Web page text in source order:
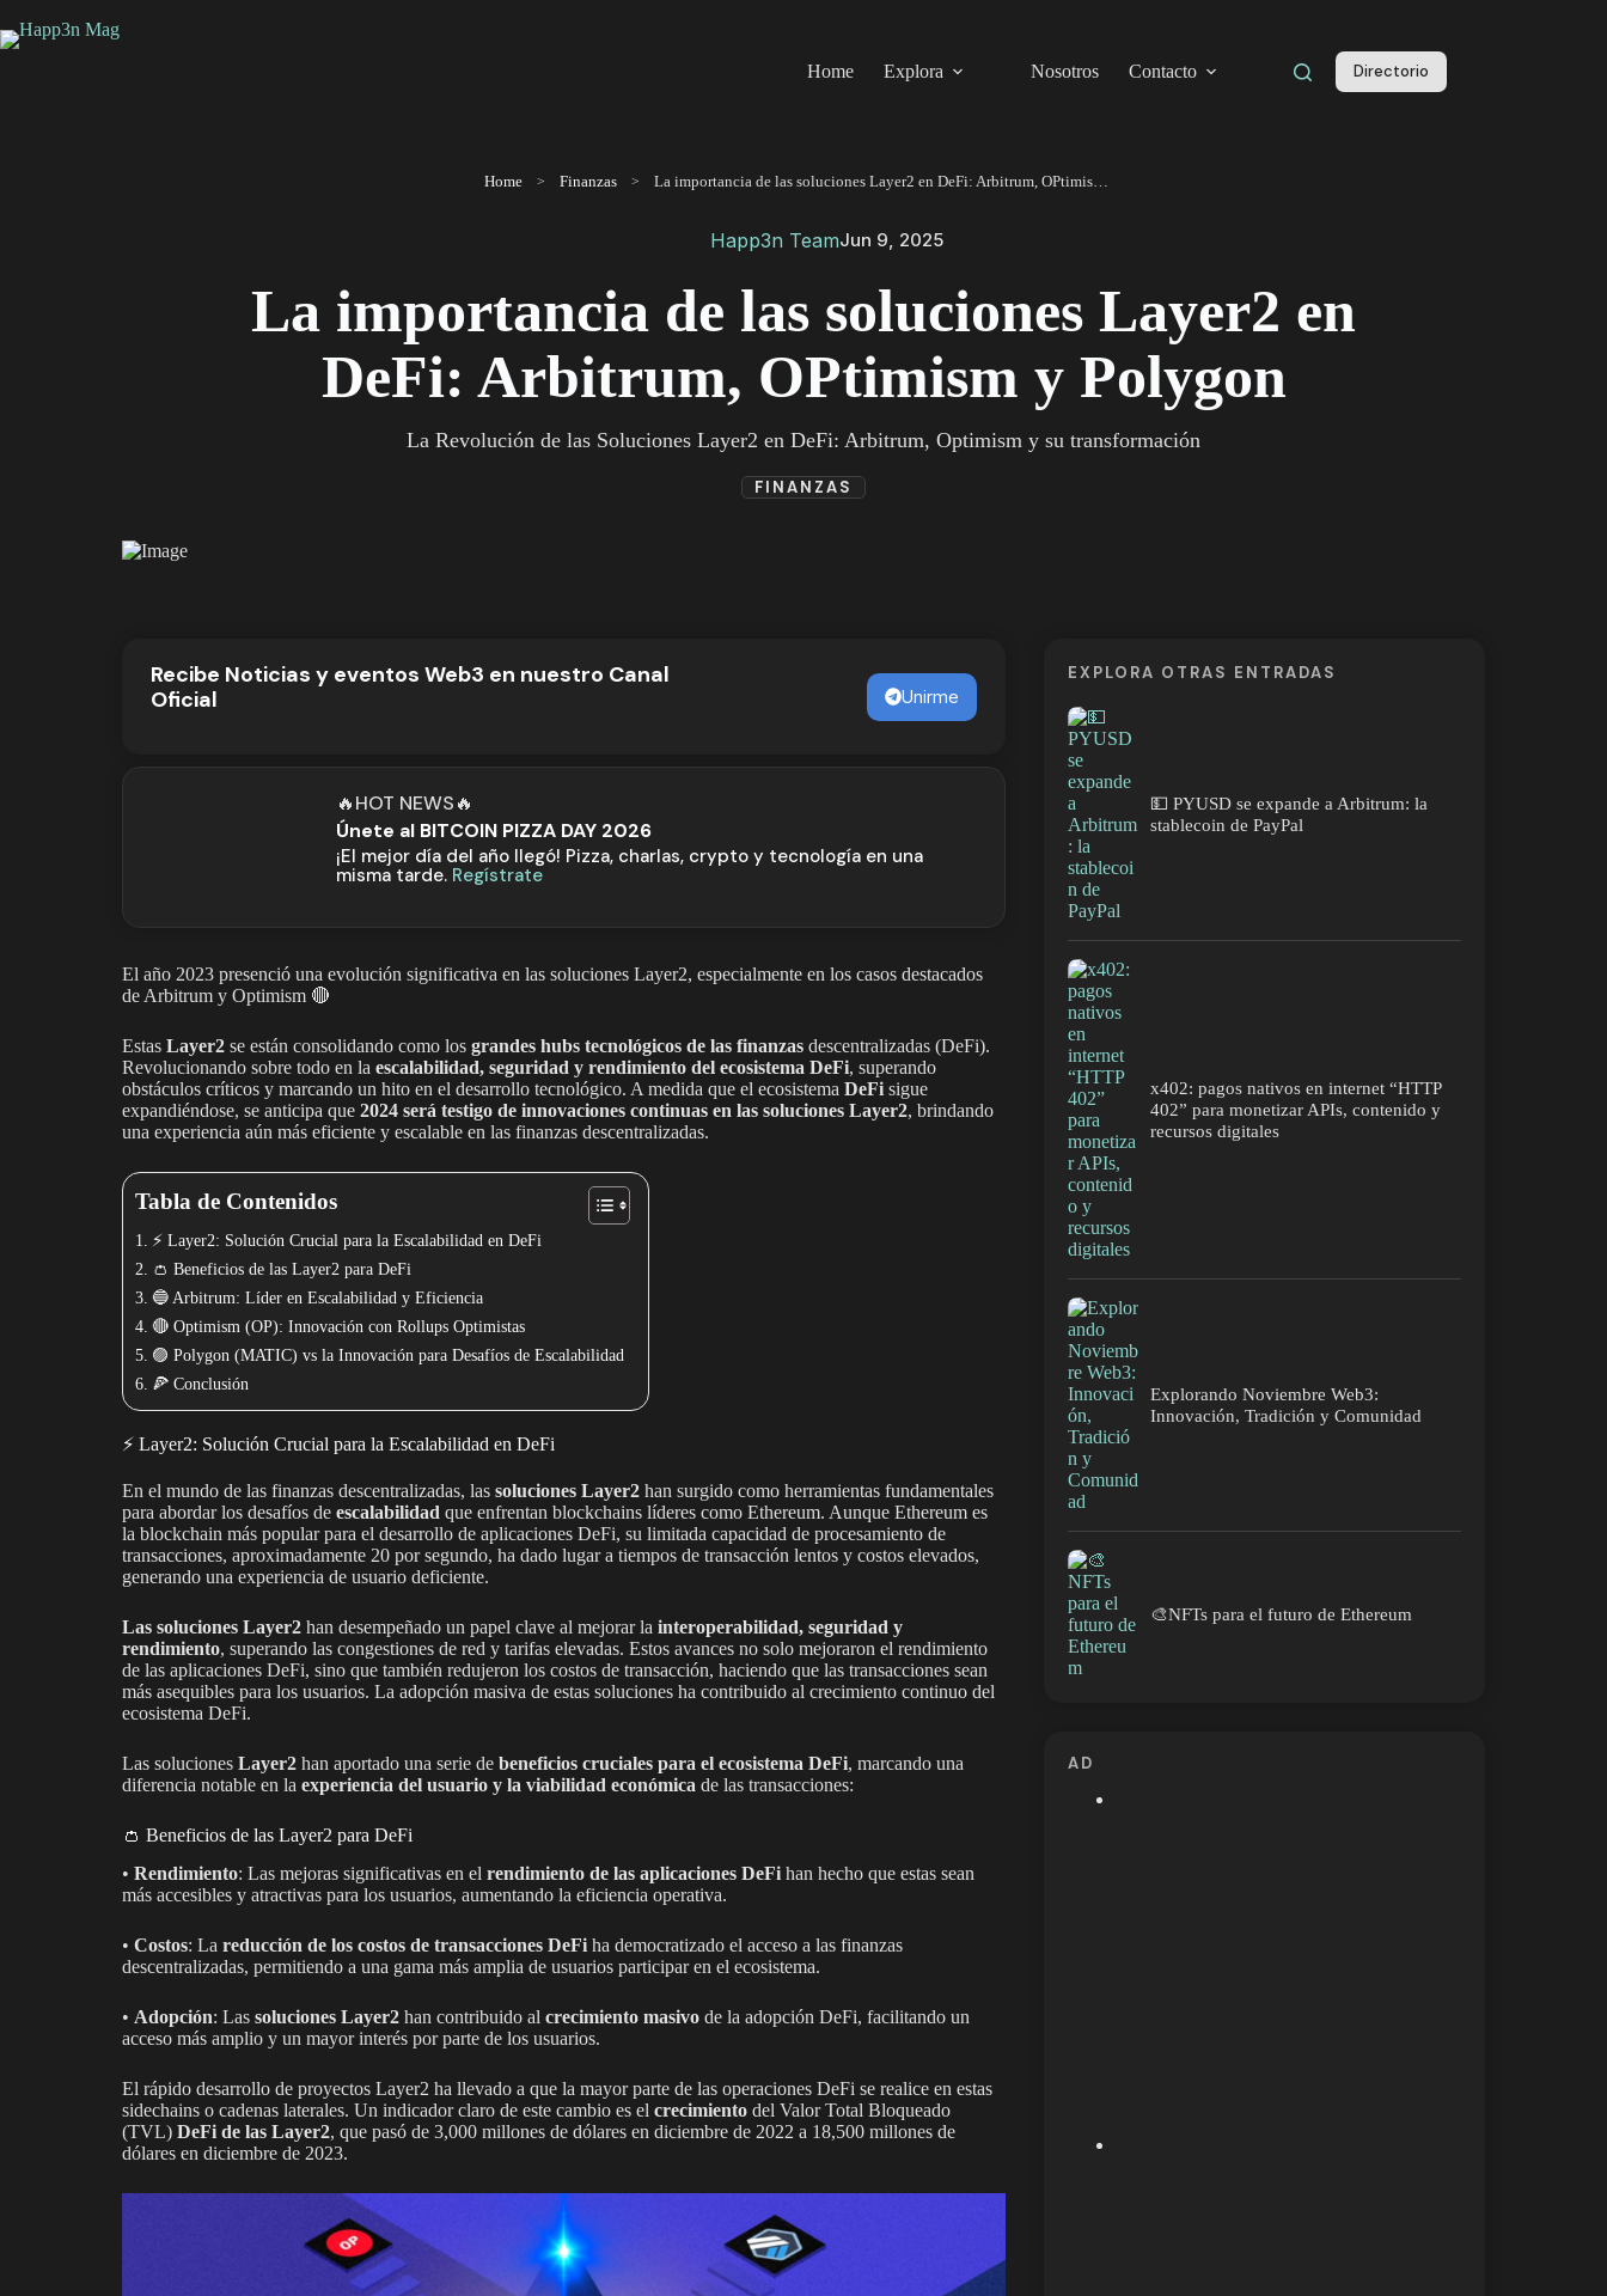
al
contenido
Home
Explora Nosotros Contacto Directorio
Home Finanzas La importancia de las soluciones Layer2 en DeFi: Arbitrum, OPtimism y Polygon
Happ3n TeamJun 9, 2025
La importancia de las soluciones Layer2 en
DeFi: Arbitrum, OPtimism y Polygon
La Revolución de las Soluciones Layer2 en DeFi: Arbitrum, Optimism y su transformación
FINANZAS
Recibe Noticias y eventos Web3 en nuestro Canal
Oficial
Unirme
🔥HOT NEWS🔥
Únete al BITCOIN PIZZA DAY 2026
¡El mejor día del año llegó! Pizza, charlas, crypto y tecnología en una
misma tarde. Regístrate
El año 2023 presenció una evolución significativa en las soluciones Layer2, especialmente en los casos destacados
de Arbitrum y Optimism 🔴
Estas Layer2 se están consolidando como los grandes hubs tecnológicos de las finanzas descentralizadas (DeFi).
Revolucionando sobre todo en la escalabilidad, seguridad y rendimiento del ecosistema DeFi, superando
obstáculos críticos y marcando un hito en el desarrollo tecnológico. A medida que el ecosistema DeFi sigue
expandiéndose, se anticipa que 2024 será testigo de innovaciones continuas en las soluciones Layer2, brindando
una experiencia aún más eficiente y escalable en las finanzas descentralizadas.
Tabla de Contenidos
⚡️ Layer2: Solución Crucial para la Escalabilidad en DeFi
👛 Beneficios de las Layer2 para DeFi
🔵 Arbitrum: Líder en Escalabilidad y Eficiencia
🔴 Optimism (OP): Innovación con Rollups Optimistas
🟣 Polygon (MATIC) vs la Innovación para Desafíos de Escalabilidad
🍕 Conclusión
⚡️ Layer2: Solución Crucial para la Escalabilidad en DeFi
En el mundo de las finanzas descentralizadas, las soluciones Layer2 han surgido como herramientas fundamentales
para abordar los desafíos de escalabilidad que enfrentan blockchains líderes como Ethereum. Aunque Ethereum es
la blockchain más popular para el desarrollo de aplicaciones DeFi, su limitada capacidad de procesamiento de
transacciones, aproximadamente 20 por segundo, ha dado lugar a tiempos de transacción lentos y costos elevados,
generando una experiencia de usuario deficiente.
Las soluciones Layer2 han desempeñado un papel clave al mejorar la interoperabilidad, seguridad y
rendimiento, superando las congestiones de red y tarifas elevadas. Estos avances no solo mejoraron el rendimiento
de las aplicaciones DeFi, sino que también redujeron los costos de transacción, haciendo que las transacciones sean
más asequibles para los usuarios. La adopción masiva de estas soluciones ha contribuido al crecimiento continuo del
ecosistema DeFi.
Las soluciones Layer2 han aportado una serie de beneficios cruciales para el ecosistema DeFi, marcando una
diferencia notable en la experiencia del usuario y la viabilidad económica de las transacciones:
👛 Beneficios de las Layer2 para DeFi
• Rendimiento: Las mejoras significativas en el rendimiento de las aplicaciones DeFi han hecho que estas sean
más accesibles y atractivas para los usuarios, aumentando la eficiencia operativa.
• Costos: La reducción de los costos de transacciones DeFi ha democratizado el acceso a las finanzas
descentralizadas, permitiendo a una gama más amplia de usuarios participar en el ecosistema.
• Adopción: Las soluciones Layer2 han contribuido al crecimiento masivo de la adopción DeFi, facilitando un
acceso más amplio y un mayor interés por parte de los usuarios.
El rápido desarrollo de proyectos Layer2 ha llevado a que la mayor parte de las operaciones DeFi se realice en estas
sidechains o cadenas laterales. Un indicador claro de este cambio es el crecimiento del Valor Total Bloqueado
(TVL) DeFi de las Layer2, que pasó de 3,000 millones de dólares en diciembre de 2022 a 18,500 millones de
dólares en diciembre de 2023.
EXPLORA OTRAS ENTRADAS
💵 PYUSD se expande a Arbitrum: la
stablecoin de PayPal
x402: pagos nativos en internet “HTTP
402” para monetizar APIs, contenido y
recursos digitales
Explorando Noviembre Web3:
Innovación, Tradición y Comunidad
🎨NFTs para el futuro de Ethereum
AD